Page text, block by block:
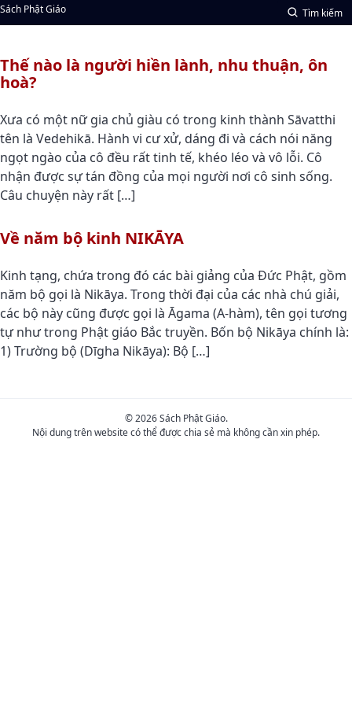
Sách Phật Giáo Tìm kiếm
Thế nào là người hiền lành, nhu thuận, ôn
hoà?
Xưa có một nữ gia chủ giàu có trong kinh thành Sāvatthi
tên là Vedehikā. Hành vi cư xử, dáng đi và cách nói năng
ngọt ngào của cô đều rất tinh tế, khéo léo và vô lỗi. Cô
nhận được sự tán đồng của mọi người nơi cô sinh sống.
Câu chuyện này rất […]
Về năm bộ kinh NIKĀYA
Kinh tạng, chứa trong đó các bài giảng của Đức Phật, gồm
năm bộ gọi là Nikāya. Trong thời đại của các nhà chú giải,
các bộ này cũng được gọi là Āgama (A-hàm), tên gọi tương
tự như trong Phật giáo Bắc truyền. Bốn bộ Nikāya chính là:
1) Trường bộ (Dīgha Nikāya): Bộ […]
© 2026 Sách Phật Giáo.
Nội dung trên website có thể được chia sẻ mà không cần xin phép.